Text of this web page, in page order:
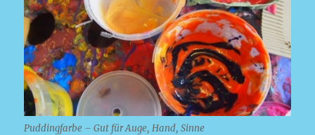
Puddingfarbe – Gut für Auge, Hand, Sinne